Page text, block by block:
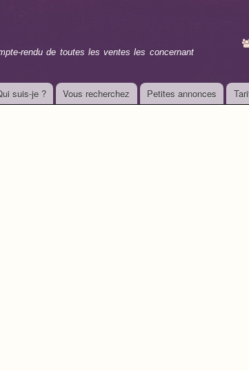
rendu de toutes les ventes les concernant
suis-je ? Vous recherchez Petites annonces